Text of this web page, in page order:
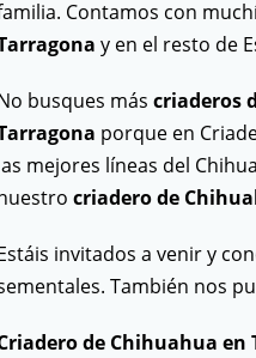
Contamos con
y en el resto de
busques más criaderos
porque en
mejores líneas del
criadero de
invitados a venir y
También nos
de Chihuahua en